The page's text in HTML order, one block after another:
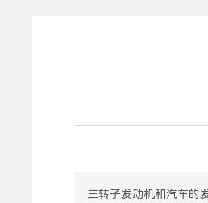
三转子发动机和汽车的